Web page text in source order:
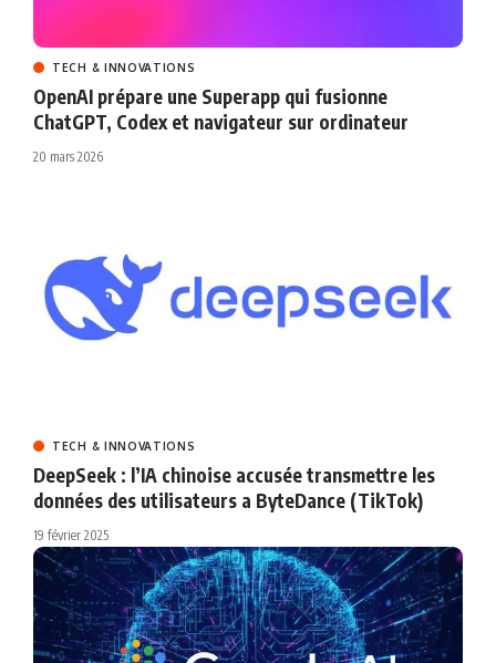
TECH & INNOVATIONS
OpenAI prépare une Superapp qui fusionne
ChatGPT, Codex et navigateur sur ordinateur
20 mars 2026
TECH & INNOVATIONS
DeepSeek : l’IA chinoise accusée transmettre les
données des utilisateurs a ByteDance (TikTok)
19 février 2025